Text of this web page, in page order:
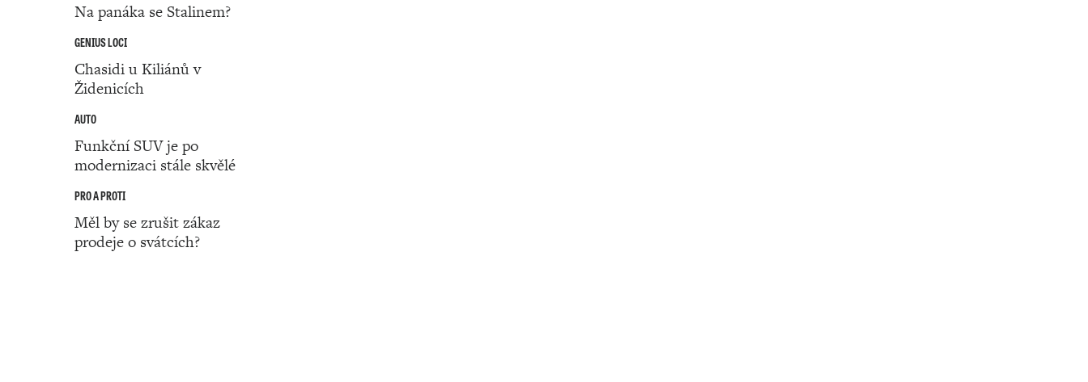
Na panáka se Stalinem?
GENIUS LOCI
Chasidi u Kiliánů v
Židenicích
AUTO
Funkční SUV je po
modernizaci stále skvělé
PRO A PROTI
Měl by se zrušit zákaz
prodeje o svátcích?